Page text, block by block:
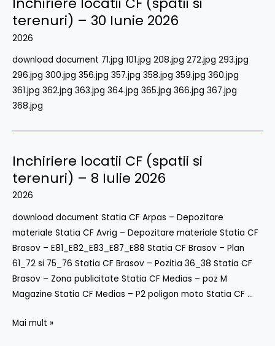
terenuri) – 30 Iunie 2026
2026
download document 71.jpg 101.jpg 208.jpg 272.jpg 293.jpg
296.jpg 300.jpg 356.jpg 357.jpg 358.jpg 359.jpg 360.jpg
361.jpg 362.jpg 363.jpg 364.jpg 365.jpg 366.jpg 367.jpg
368.jpg
Inchiriere locatii CF (spatii si
terenuri) – 8 Iulie 2026
2026
download document Statia CF Arpas – Depozitare
materiale Statia CF Avrig – Depozitare materiale Statia CF
Brasov – E81_E82_E83_E87_E88 Statia CF Brasov – Plan
61_72 si 75_76 Statia CF Brasov – Pozitia 36_38 Statia CF
Brasov – Zona publicitate Statia CF Medias – poz M
Magazine Statia CF Medias – P2 poligon moto Statia CF …
Inchiriere
locatii
CF
si
terenuri)
–
8
Iulie
2026
Mai mult »